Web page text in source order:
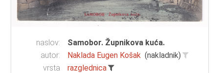
naslov:
Samobor. Župnikova kuća.
autor:
Naklada Eugen Košak (nakladnik)
vrsta
razglednica